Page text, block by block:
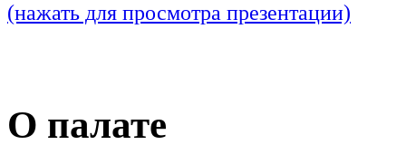
(нажать для просмотра презентации)
О палате